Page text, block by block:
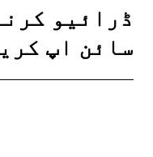
ڈرائیو
سائن اپ